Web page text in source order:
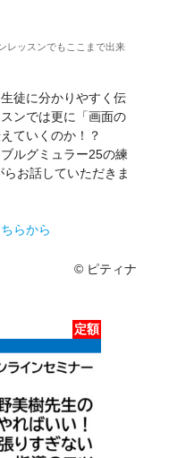
レッスンでもここまで出来
徒に分かりやすく伝
ンでは更に「画面の
ていくのか！？
ルグミュラー25の練
お話していただきま
らから
© ピティナ
定額